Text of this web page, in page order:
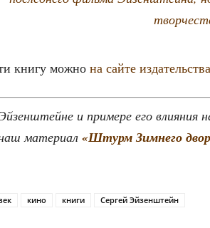
кни­гу мож­но на сай­те
и при­ме­ре его вли­я­ния
мате­ри­ал «Штурм Зим­не­го
кино книги Сергей Эйзенштейн